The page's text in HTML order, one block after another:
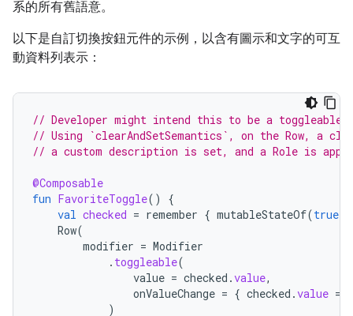
系的所有舊語意。
以下是自訂切換按鈕元件的示例，以含有圖示和文字的可互
動資料列表示：
// Developer might intend this to be a toggleable.
// Using `clearAndSetSemantics`, on the Row, a
// a custom description is set, and a Role is
@Composable
fun FavoriteToggle()
{
val checked = remember { mutableStateOf(true
Row(
modifier = Modifier
. toggleable(
value = checked .value,
onValueChange = { checked .value =
)